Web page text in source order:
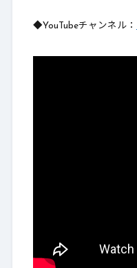
◆YouTubeチャンネル：